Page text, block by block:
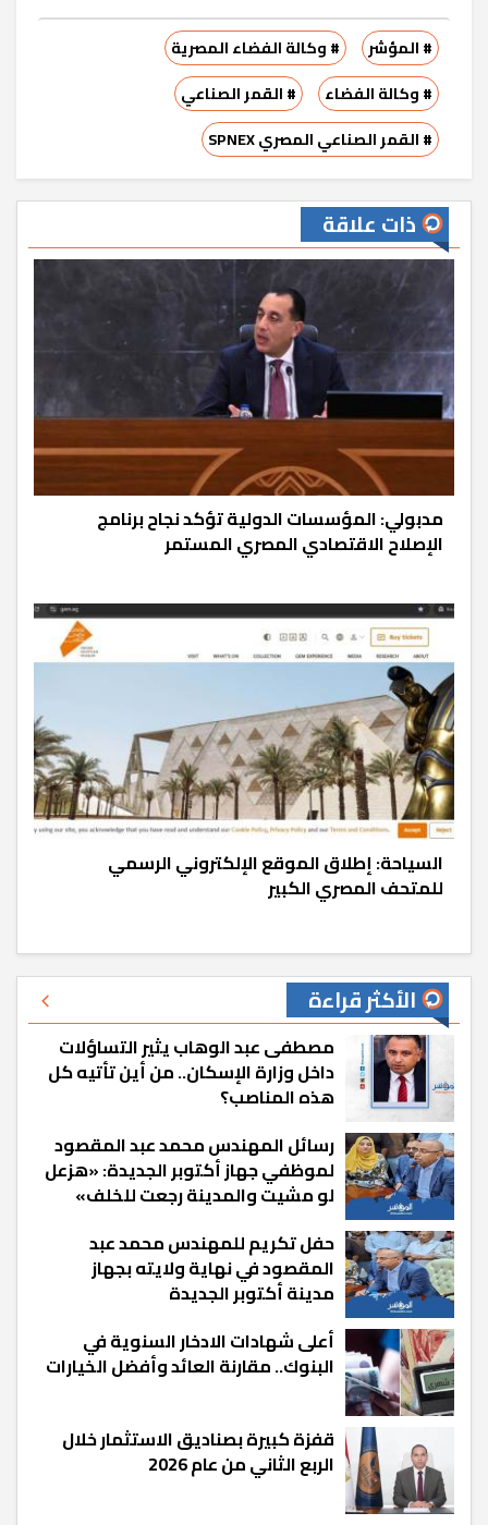
# المؤشر
# وكالة الفضاء المصرية
# وكالة الفضاء
# القمر الصناعي
# القمر الصناعي المصري SPNEX
ذات علاقة
مدبولي: المؤسسات الدولية تؤكد نجاح برنامج
الإصلاح الاقتصادي المصري المستمر
السياحة: إطلاق الموقع الإلكتروني الرسمي
للمتحف المصري الكبير
الأكثر قراءة
مصطفى عبد الوهاب يثير التساؤلات
داخل وزارة الإسكان.. من أين تأتيه كل
هذه المناصب؟
رسائل المهندس محمد عبد المقصود
لموظفي جهاز أكتوبر الجديدة: «هزعل
لو مشيت والمدينة رجعت للخلف»
حفل تكريم للمهندس محمد عبد
المقصود في نهاية ولايته بجهاز
مدينة أكتوبر الجديدة
أعلى شهادات الادخار السنوية في
البنوك.. مقارنة العائد وأفضل الخيارات
قفزة كبيرة بصناديق الاستثمار خلال
الربع الثاني من عام 2026